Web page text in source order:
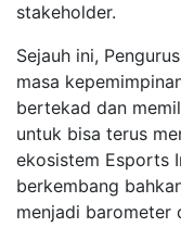
stakeholder.
Sejauh ini,
masa
bertekad dan
untuk bisa terus
ekosistem Esports
berkembang
menjadi barometer